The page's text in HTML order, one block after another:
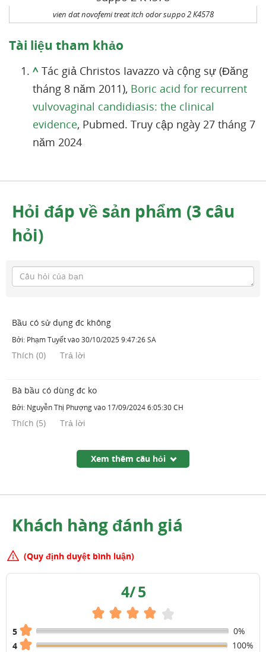
vien dat novofemi treat itch odor suppo 2 K4578
Tài liệu tham khảo
^ Tác giả Christos Iavazzo và cộng sự (Đăng
tháng 8 năm 2011), Boric acid for recurrent
vulvovaginal candidiasis: the clinical
evidence, Pubmed. Truy cập ngày 27 tháng 7
năm 2024
Hỏi đáp về sản phẩm (3 câu
hỏi)
Bầu có sử dụng đc không
Bởi: Phạm Tuyếtvào30/10/2025 9:47:26 SA
Thích (0) Trả lời
Bà bầu có dùng đc ko
Bởi: Nguyễn Thị Phượngvào 17/09/2024 6:05:30 CH
Thích (5) Trả lời
Xem thêm câu hỏi
Khách hàng đánh giá
(Quy định duyệt bình luận)
4/5
5
0%
4
100%